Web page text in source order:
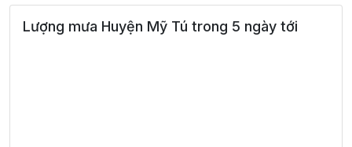
Lượng mưa Huyện Mỹ Tú trong 5 ngày tới